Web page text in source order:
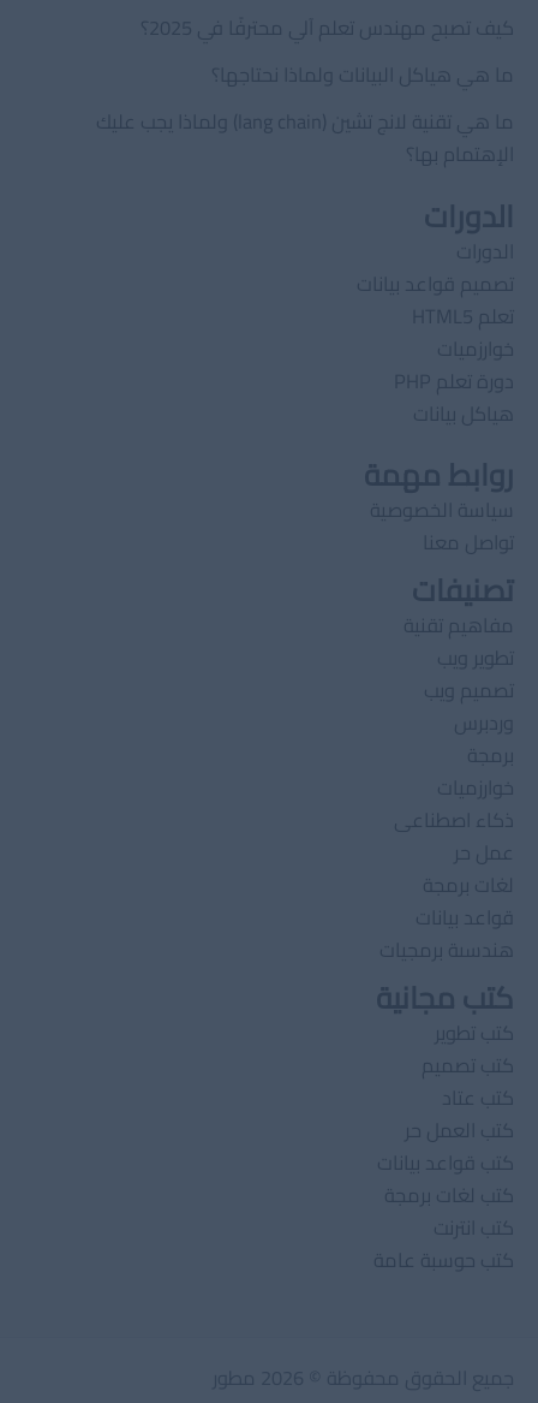
كيف تصبح مهندس تعلم آلي محترفًا في 2025؟
ما هي هياكل البيانات ولماذا نحتاجها؟
ما هي تقنية لانج تشين (lang chain) ولماذا يجب عليك
الإهتمام بها؟
الدورات
الدورات
تصميم قواعد بيانات
تعلم HTML5
خوارزميات
دورة تعلم PHP
هياكل بيانات
روابط مهمة
سياسة الخصوصية
تواصل معنا
تصنيفات
مفاهيم تقنية
تطوير ويب
تصميم ويب
وردبرس
برمجة
خوارزميات
ذكاء اصطناعى
عمل حر
لغات برمجة
قواعد بيانات
هندسىة برمجيات
كتب مجانية
كتب تطوير
كتب تصميم
كتب عتاد
كتب العمل حر
كتب قواعد بيانات
كتب لغات برمجة
كتب انترنت
كتب حوسبة عامة